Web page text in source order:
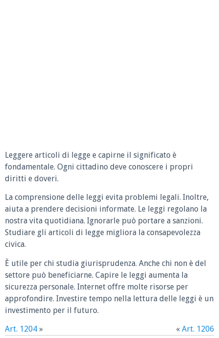
Leggere articoli di legge e capirne il significato è
fondamentale. Ogni cittadino deve conoscere i propri
diritti e doveri.
La comprensione delle leggi evita problemi legali. Inoltre,
aiuta a prendere decisioni informate. Le leggi regolano la
nostra vita quotidiana. Ignorarle può portare a sanzioni.
Studiare gli articoli di legge migliora la consapevolezza
civica.
È utile per chi studia giurisprudenza. Anche chi non è del
settore può beneficiarne. Capire le leggi aumenta la
sicurezza personale. Internet offre molte risorse per
approfondire. Investire tempo nella lettura delle leggi è un
investimento per il futuro.
Art. 1204 » « Art. 1206